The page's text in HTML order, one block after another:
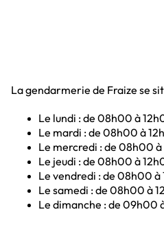
La gendarmerie de Fraize se
Le lundi : de 08h00 à
Le mardi : de 08h00 à
Le mercredi : de 08h00
Le jeudi : de 08h00 à
Le vendredi : de 08h00
Le samedi : de 08h00 à
Le dimanche : de 09h00